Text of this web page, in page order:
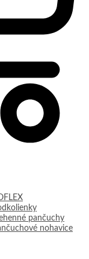
pančuchy
nohavice